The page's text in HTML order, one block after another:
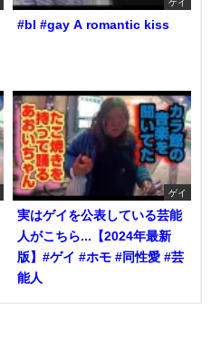
#bl #gay A romantic kiss
ゲイ
実はゲイを公表している芸能
人がこちら...【2024年最新
版】#ゲイ #ホモ #同性愛 #芸
能人